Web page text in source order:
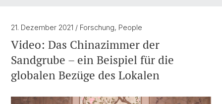
21. Dezember 2021 / Forschung, People
Video: Das Chinazimmer der
Sandgrube – ein Beispiel für die
globalen Bezüge des Lokalen